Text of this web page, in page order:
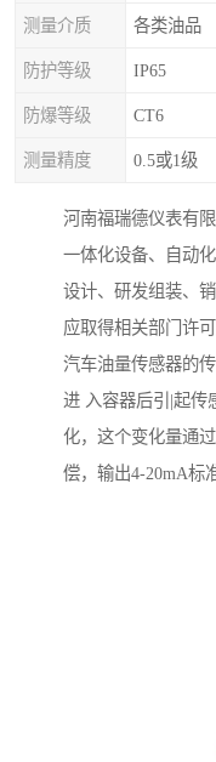
测量介质 各类油品
防护等级 IP65
防爆等级 CT6
测量精度 0.5或1级
河南福瑞德仪表有
一体化设备、自动
设计、研发组装、
应取得相关部门许可
汽车油量传感器的
进 入容器后引|起传
化，这个变化量通
偿，输出4-20mA标